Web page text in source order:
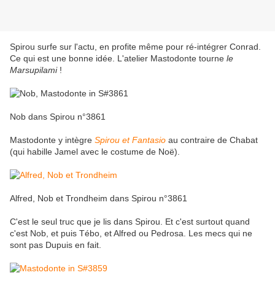
Spirou surfe sur l'actu, en profite même pour ré-intégrer Conrad.
Ce qui est une bonne idée. L'atelier Mastodonte tourne le
Marsupilami!
Nob dans Spirou n°3861
Mastodonte y intègre Spirou et Fantasio au contraire de Chabat
(qui habille Jamel avec le costume de Noë).
Alfred, Nob et Trondheim dans Spirou n°3861
C'est le seul truc que je lis dans Spirou. Et c'est surtout quand
c'est Nob, et puis Tébo, et Alfred ou Pedrosa. Les mecs qui ne
sont pas Dupuis en fait.